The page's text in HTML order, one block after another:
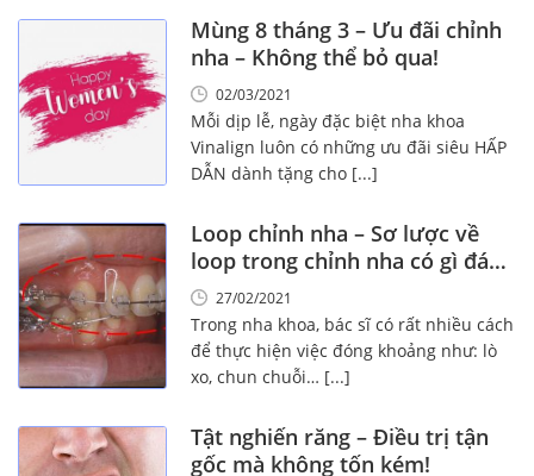
Mùng 8 tháng 3 – Ưu đãi chỉnh
nha – Không thể bỏ qua!
02/03/2021
Mỗi dịp lễ, ngày đặc biệt nha khoa
Vinalign luôn có những ưu đãi siêu HẤP
DẪN dành tặng cho [...]
Loop chỉnh nha – Sơ lược về
loop trong chỉnh nha có gì đáng
đọc!27/02/2021
Trong nha khoa, bác sĩ có rất nhiều cách
để thực hiện việc đóng khoảng như: lò
xo, chun chuỗi… [...]
Tật nghiến răng – Điều trị tận
gốc mà không tốn kém!